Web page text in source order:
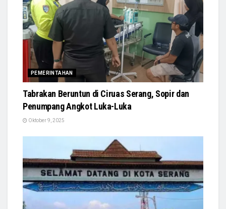
PEMERINTAHAN
Tabrakan Beruntun di Ciruas Serang, Sopir dan
Penumpang Angkot Luka-Luka
Oktober 9, 2025